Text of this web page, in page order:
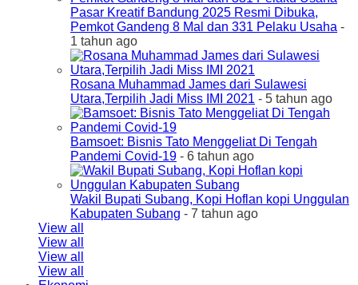
Pasar Kreatif Bandung 2025 Resmi Dibuka,
Pemkot Gandeng 8 Mal dan 331 Pelaku Usaha -
1 tahun ago
Rosana Muhammad James dari Sulawesi
Utara,Terpilih Jadi Miss IMI 2021 - 5 tahun ago
Bamsoet: Bisnis Tato Menggeliat Di Tengah
Pandemi Covid-19 - 6 tahun ago
Wakil Bupati Subang, Kopi Hoflan kopi Unggulan
Kabupaten Subang - 7 tahun ago
View all
View all
View all
View all